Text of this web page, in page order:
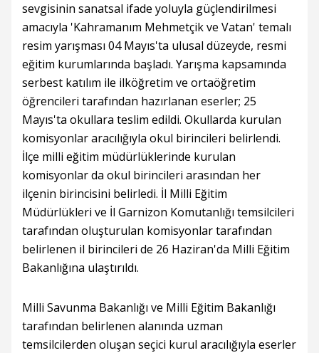
sevgisinin sanatsal ifade yoluyla güçlendirilmesi
amacıyla 'Kahramanım Mehmetçik ve Vatan' temalı
resim yarışması 04 Mayıs'ta ulusal düzeyde, resmi
eğitim kurumlarında başladı. Yarışma kapsamında
serbest katılım ile ilköğretim ve ortaöğretim
öğrencileri tarafından hazırlanan eserler; 25
Mayıs'ta okullara teslim edildi. Okullarda kurulan
komisyonlar aracılığıyla okul birincileri belirlendi.
İlçe milli eğitim müdürlüklerinde kurulan
komisyonlar da okul birincileri arasından her
ilçenin birincisini belirledi. İl Milli Eğitim
Müdürlükleri ve İl Garnizon Komutanlığı temsilcileri
tarafından oluşturulan komisyonlar tarafından
belirlenen il birincileri de 26 Haziran'da Milli Eğitim
Bakanlığına ulaştırıldı.
Milli Savunma Bakanlığı ve Milli Eğitim Bakanlığı
tarafından belirlenen alanında uzman
temsilcilerden oluşan seçici kurul aracılığıyla eserler